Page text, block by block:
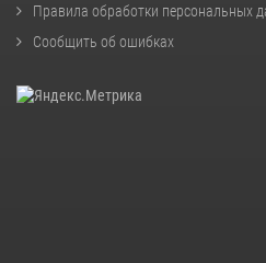
Правила обработки персональных
Сообщить об ошибках